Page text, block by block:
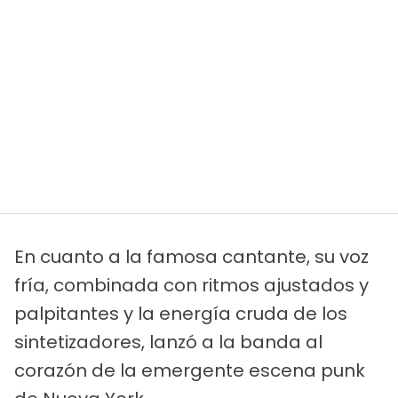
En cuanto a la famosa cantante, su voz
fría, combinada con ritmos ajustados y
palpitantes y la energía cruda de los
sintetizadores, lanzó a la banda al
corazón de la emergente escena punk